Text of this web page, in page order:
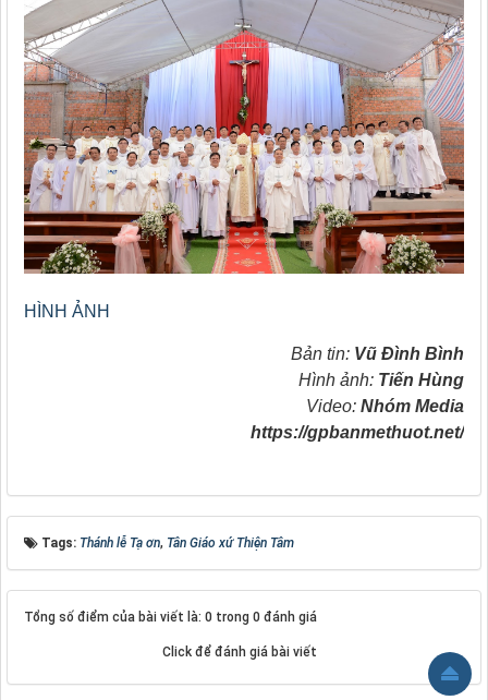
HÌNH ẢNH
Bản tin: Vũ Đình Bình
Hình ảnh: Tiến Hùng
Video: Nhóm Media
https://gpbanmethuot.net/
Tags: Thánh lễ Tạ ơn, Tân Giáo xứ Thiện Tâm
Tổng số điểm của bài viết là: 0 trong 0 đánh giá
Click để đánh giá bài viết